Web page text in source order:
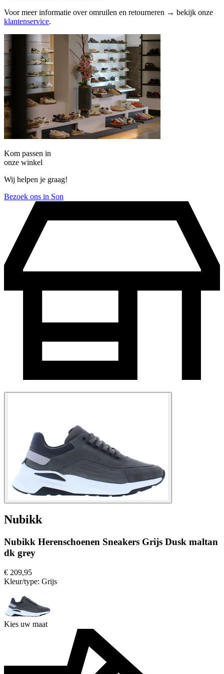
Voor meer informatie over omruilen en retourneren → bekijk onze
klantenservice.
Kom passen in
onze winkel
Wij helpen je graag!
Bezoek ons in Son
Nubikk
Nubikk Herenschoenen Sneakers Grijs Dusk maltan
dk grey
€ 209,95
Kleur/type: Grijs
Kies uw maat